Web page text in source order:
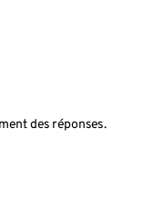
des réponses.